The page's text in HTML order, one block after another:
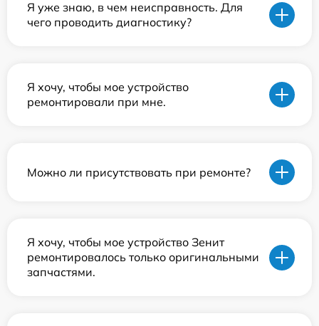
Я уже знаю, в чем неисправность. Для
чего проводить диагностику?
Я хочу, чтобы мое устройство
ремонтировали при мне.
Можно ли присутствовать при ремонте?
Я хочу, чтобы мое устройство Зенит
ремонтировалось только оригинальными
запчастями.